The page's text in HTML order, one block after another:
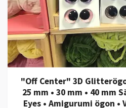
"Off Center" 3D
25 mm • 30 mm • 40 mm
Eyes • Amigurumi ögon •